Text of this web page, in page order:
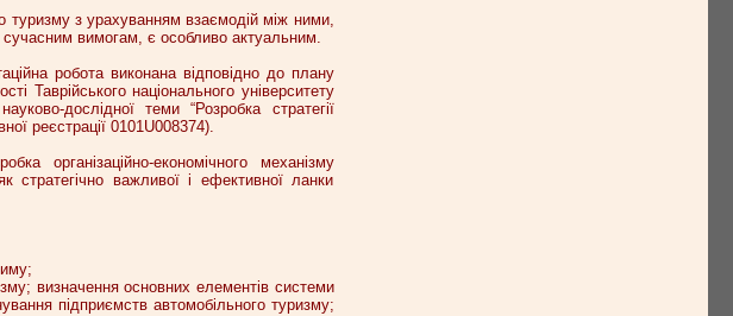
туризму з урахуванням взаємодій між ними,
вимогам, є особливо актуальним.
робота виконана відповідно до плану
Таврійського національного університету
дослідної теми “Розробка стратегії
реєстрації 0101U008374).
організаційно-економічного механізму
стратегічно важливої і ефективної ланки
визначення основних елементів системи
підприємств автомобільного туризму;